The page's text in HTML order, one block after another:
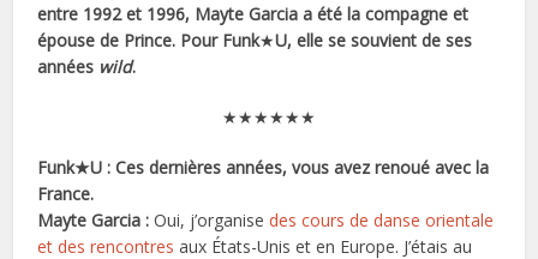
entre 1992 et 1996, Mayte Garcia a été la compagne et
épouse de Prince. Pour Funk★U, elle se souvient de ses
années wild.
★★★★★★
Funk★U : Ces dernières années, vous avez renoué avec la
France.
Mayte Garcia : Oui, j’organisedes cours de danse orientale
et des rencontres aux États-Unis et en Europe. J’étais au